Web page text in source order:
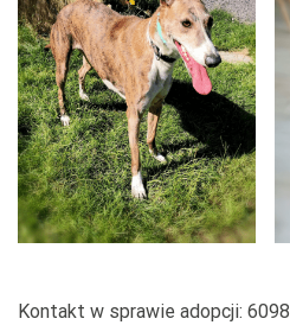
Kontakt w sprawie adopcji: